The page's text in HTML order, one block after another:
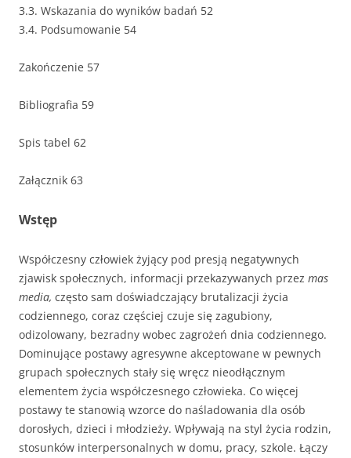
3.3. Wskazania do wyników badań 52
3.4. Podsumowanie 54
Zakończenie 57
Bibliografia 59
Spis tabel 62
Załącznik 63
Wstęp
Współczesny człowiek żyjący pod presją negatywnych
zjawisk społecznych, informacji przekazywanych przez mas
media, często sam doświadczający brutalizacji życia
codziennego, coraz częściej czuje się zagubiony,
odizolowany, bezradny wobec zagrożeń dnia codziennego.
Dominujące postawy agresywne akceptowane w pewnych
grupach społecznych stały się wręcz nieodłącznym
elementem życia współczesnego człowieka. Co więcej
postawy te stanowią wzorce do naśladowania dla osób
dorosłych, dzieci i młodzieży. Wpływają na styl życia rodzin,
stosunków interpersonalnych w domu, pracy, szkole. Łączy